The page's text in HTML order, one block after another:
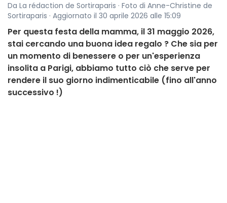
Da La rédaction de Sortiraparis · Foto di Anne-Christine de
Sortiraparis · Aggiornato il 30 aprile 2026 alle 15:09
Per questa festa della mamma, il 31 maggio 2026,
stai cercando una buona idea regalo ? Che sia per
un momento di benessere o per un'esperienza
insolita a Parigi, abbiamo tutto ciò che serve per
rendere il suo giorno indimenticabile (fino all'anno
successivo !)